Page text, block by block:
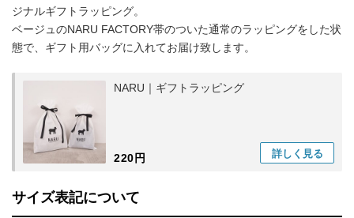
ジナルギフトラッピング。
ベージュのNARU FACTORY帯のついた通常のラッピングをした状
態で、ギフト用バッグに入れてお届け致します。
NARU｜ギフトラッピング
220円 詳しく 見る
サイズ表記について